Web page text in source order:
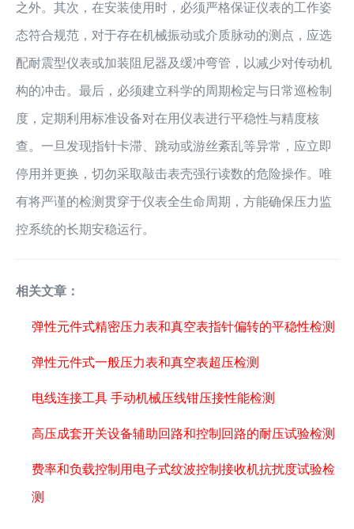
之外。其次，在安装使用时，必须严格保证仪表的工作姿
态符合规范，对于存在机械振动或介质脉动的测点，应选
配耐震型仪表或加装阻尼器及缓冲弯管，以减少对传动机
构的冲击。最后，必须建立科学的周期检定与日常巡检制
度，定期利用标准设备对在用仪表进行平稳性与精度核
查。一旦发现指针卡滞、跳动或游丝紊乱等异常，应立即
停用并更换，切勿采取敲击表壳强行读数的危险操作。唯
有将严谨的检测贯穿于仪表全生命周期，方能确保压力监
控系统的长期安稳运行。
相关文章：
弹性元件式精密压力表和真空表指针偏转的平稳性检测
弹性元件式一般压力表和真空表超压检测
电线连接工具 手动机械压线钳压接性能检测
高压成套开关设备辅助回路和控制回路的耐压试验检测
费率和负载控制用电子式纹波控制接收机抗扰度试验检
测